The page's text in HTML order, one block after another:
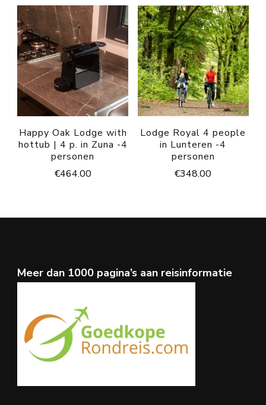
Happy Oak Lodge with
hottub | 4 p. in Zuna -4
personen
€464.00
Lodge Royal 4 people
in Lunteren -4
personen
€348.00
Meer dan 1000 pagina’s aan reisinformatie